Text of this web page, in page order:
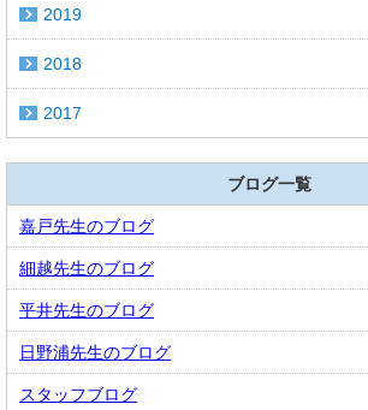
2019
2018
2017
ブログ一覧
嘉戸先生のブログ
細越先生のブログ
平井先生のブログ
日野浦先生のブログ
スタッフブログ